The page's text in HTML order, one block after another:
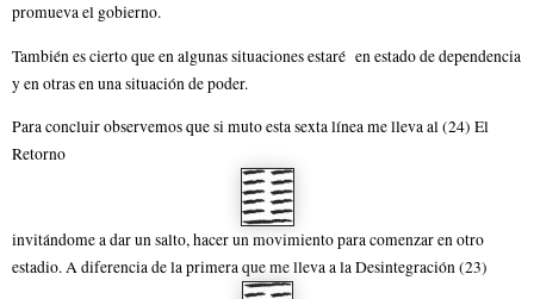
promueva el gobierno.
También es cierto que en algunas situaciones estaré en estado de dependencia
y en otras en una situación de poder.
Para concluir observemos que si muto esta sexta línea me lleva al (24) El
Retorno
invitándome a dar un salto, hacer un movimiento para comenzar en otro
estadio. A diferencia de la primera que me lleva a la Desintegración (23)